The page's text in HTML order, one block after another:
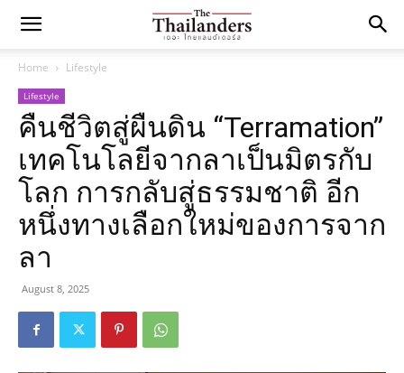
Home Lifestyle
Lifestyle
คืนชีวิตสู่ผืนดิน “Terramation”
เทคโนโลยีจากลาเป็นมิตรกับ
โลก การกลับสู่ธรรมชาติ อีก
หนึ่งทางเลือกใหม่ของการจาก
ลา
August 8, 2025